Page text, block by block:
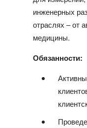
инженерных
отраслях – от
медицины.
Обязанности: